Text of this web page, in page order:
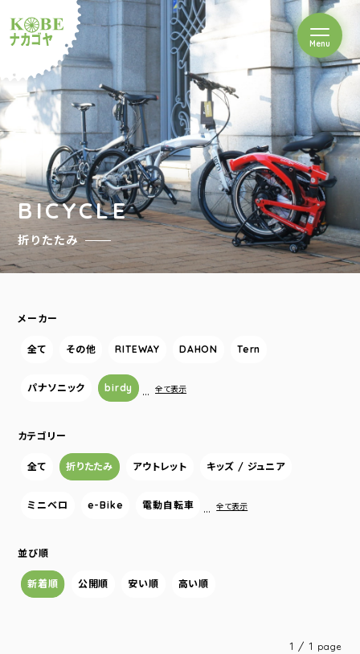
ルショップナカゴヤ
Menuを開閉
BICYCLE
折りたたみ
メーカー
全て その他 RITEWAY DAHON Tern
パナソニック birdy … 全て表示
カテゴリー
全て 折りたたみ アウトレット キッズ / ジュニア
ミニベロ e-Bike 電動自転車 … 全て表示
並び順
新着順 公開順 安い順 高い順
1 / 1 page